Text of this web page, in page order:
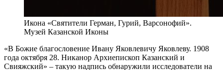
Икона «Святители Герман, Гурий, Варсонофий».
Музей Казанской Иконы
«В Божие благословение Ивану Яковлевичу Яковлеву. 1908
года октября 28. Никанор Архиепископ Казанский и
Свияжский» – такую надпись обнаружили исследователи на